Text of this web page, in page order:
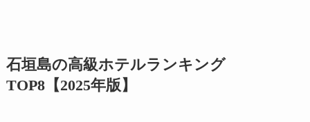
石垣島の高級ホテルランキング
TOP8【2025年版】